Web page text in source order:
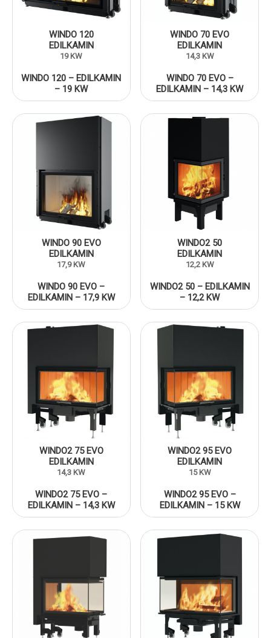
WINDO 120
EDILKAMIN
19 KW
WINDO 120 – EDILKAMIN
– 19 KW
WINDO 70 EVO
EDILKAMIN
14,3 KW
WINDO 70 EVO –
EDILKAMIN – 14,3 KW
WINDO 90 EVO
EDILKAMIN
17,9 KW
WINDO 90 EVO –
EDILKAMIN – 17,9 KW
WINDO2 50
EDILKAMIN
12,2 KW
WINDO2 50 – EDILKAMIN
– 12,2 KW
WINDO2 75 EVO
EDILKAMIN
14,3 KW
WINDO2 75 EVO –
EDILKAMIN – 14,3 KW
WINDO2 95 EVO
EDILKAMIN
15 KW
WINDO2 95 EVO –
EDILKAMIN – 15 KW